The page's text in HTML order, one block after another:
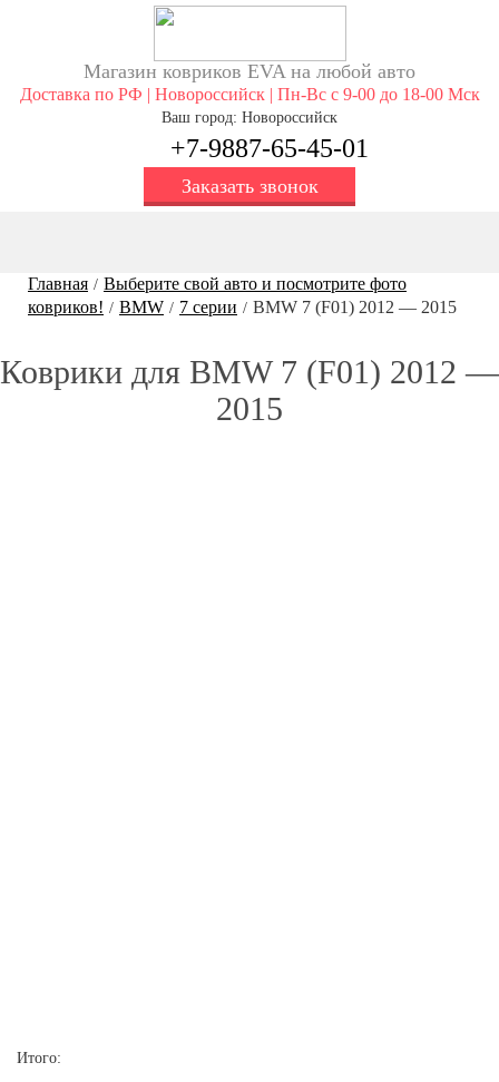
Магазин ковриков EVA ​на любой авто
Доставка по РФ | Новороссийск | Пн-Вс с 9-00 до 18-00 Мск
Ваш город: Новороссийск
+7-9887-65-45-01
Заказать звонок
Главная / Выберите свой авто и посмотрите фото
ковриков! / BMW / 7 серии / BMW 7 (F01) 2012 — 2015
Коврики для BMW 7 (F01) 2012 —
2015
Итого: